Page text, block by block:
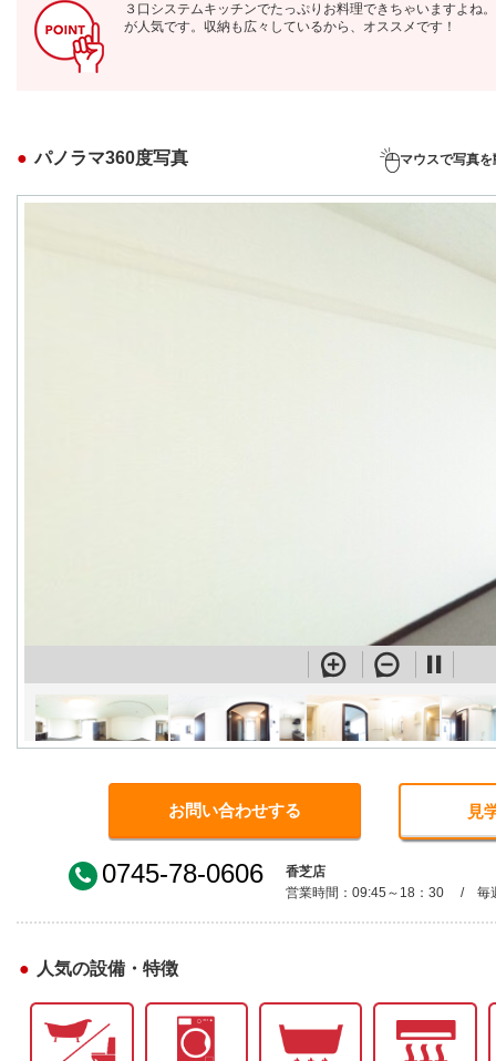
３口システムキッチンでたっぷりお料理できちゃいますよね
が人気です。収納も広々しているから、オススメです！
パノラマ360度写真 マウスで写真
お問い合わせする 見
0745-78-0606
香芝店
営業時間：09:45～18：30 / 毎
人気の設備・特徴